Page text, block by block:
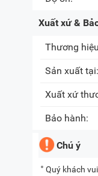
Xuất xứ &
Thương
Sản xuất tại:
Xuất xứ
Bảo hành:
Chú ý
Quý khách